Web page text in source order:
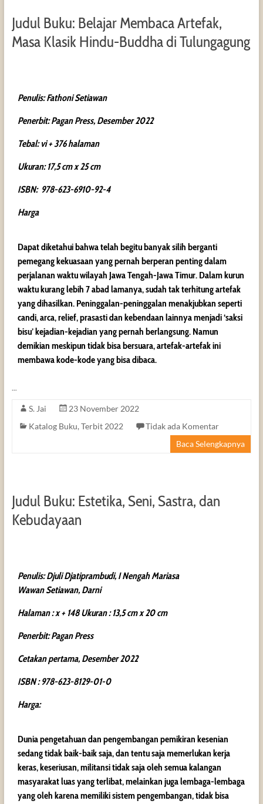
Judul Buku: Belajar Membaca Artefak,
Masa Klasik Hindu-Buddha di Tulungagung
Penulis: Fathoni Setiawan
Penerbit: Pagan Press, Desember 2022
Tebal: vi + 376 halaman
Ukuran: 17,5 cm x 25 cm
ISBN: 978-623-6910-92-4
Harga
Dapat diketahui bahwa telah begitu banyak silih berganti
pemegang kekuasaan yang pernah berperan penting dalam
perjalanan waktu wilayah Jawa Tengah-Jawa Timur. Dalam kurun
waktu kurang lebih 7 abad lamanya, sudah tak terhitung artefak
yang dihasilkan. Peninggalan-peninggalan menakjubkan seperti
candi, arca, relief, prasasti dan kebendaan lainnya menjadi ‘saksi
bisu’ kejadian-kejadian yang pernah berlangsung. Namun
demikian meskipun tidak bisa bersuara, artefak-artefak ini
membawa kode-kode yang bisa dibaca.
…
S. Jai
23 November 2022
Katalog Buku, Terbit 2022
Tidak ada Komentar
Baca Selengkapnya
Judul Buku: Estetika, Seni, Sastra, dan
Kebudayaan
Penulis: Djuli Djatiprambudi, I Nengah Mariasa
Wawan Setiawan, Darni
Halaman : x + 148 Ukuran : 13,5 cm x 20 cm
Penerbit: Pagan Press
Cetakan pertama, Desember 2022
ISBN : 978-623-8129-01-0
Harga:
Dunia pengetahuan dan pengembangan pemikiran kesenian
sedang tidak baik-baik saja, dan tentu saja memerlukan kerja
keras, keseriusan, militansi tidak saja oleh semua kalangan
masyarakat luas yang terlibat, melainkan juga lembaga-lembaga
yang oleh karena memiliki sistem pengembangan, tidak bisa